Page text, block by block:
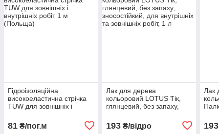
Гідроізоляційна
високоеластична стрічка
TUW для зовнішніх і
(Польща)
81 ₴/пог.м
Лак для дерева
кольоровий LOTUS Тік,
глянцевий, без запаху,
внутрішніх та зовнішніх
робіт, 1 л
193₴/відро
Лак
193